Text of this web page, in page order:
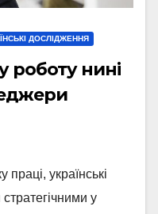
ДОСЛІДЖЕННЯ
роботу нині
праці, українські
у